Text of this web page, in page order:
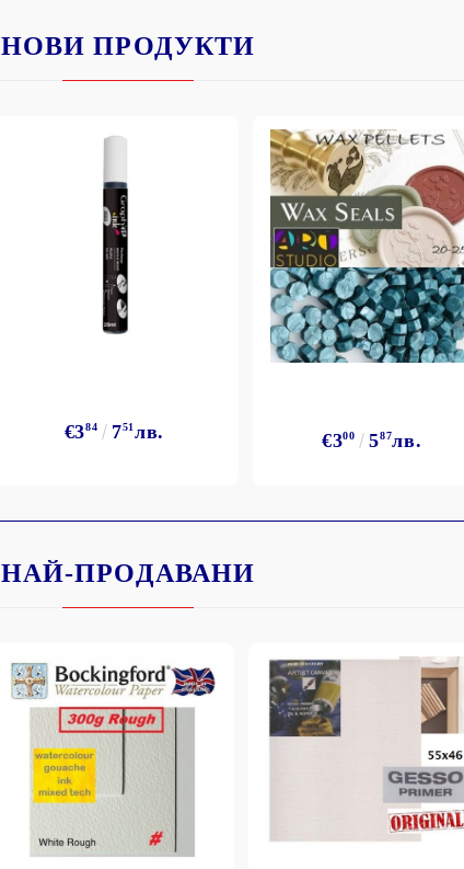
Регистрация
НОВИ ПРОДУКТИ
€384 751лв. €300 587лв.
НАЙ-ПРОДАВАНИ